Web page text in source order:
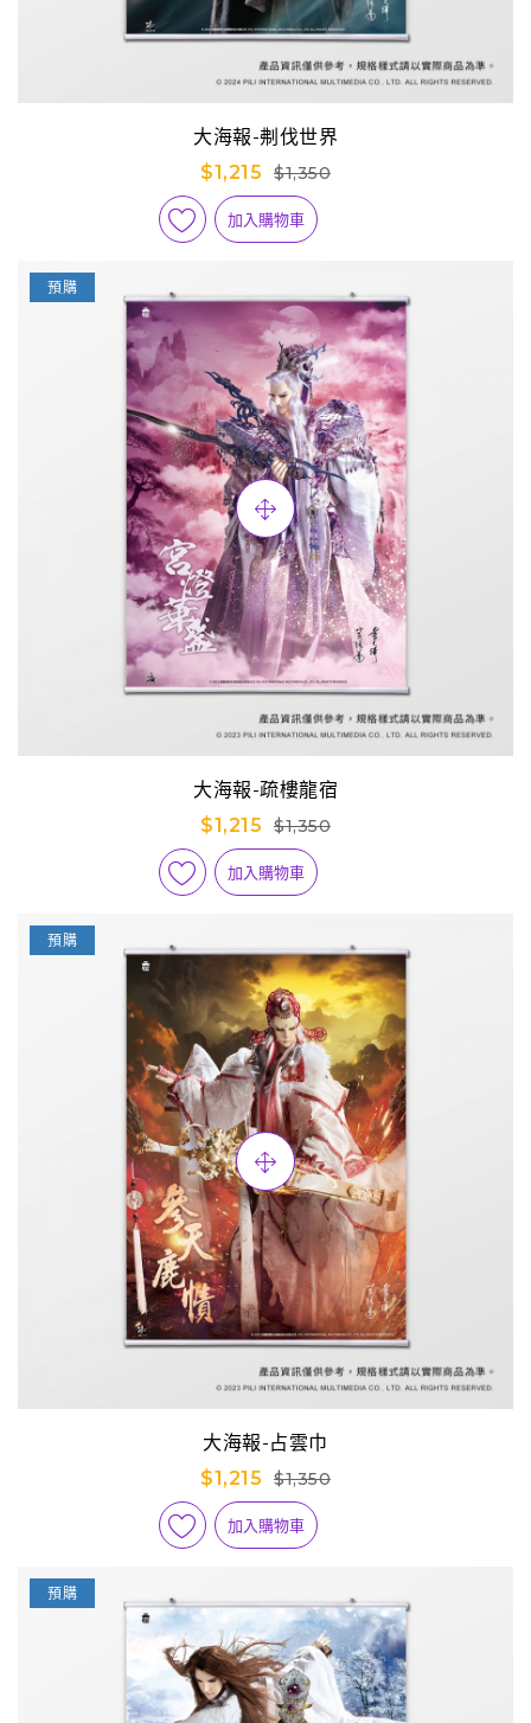
大海報-刜伐世界
$1,215
$1,350
加入購物車
預購
大海報-疏樓龍宿
$1,215
$1,350
加入購物車
預購
大海報-占雲巾
$1,215
$1,350
加入購物車
預購